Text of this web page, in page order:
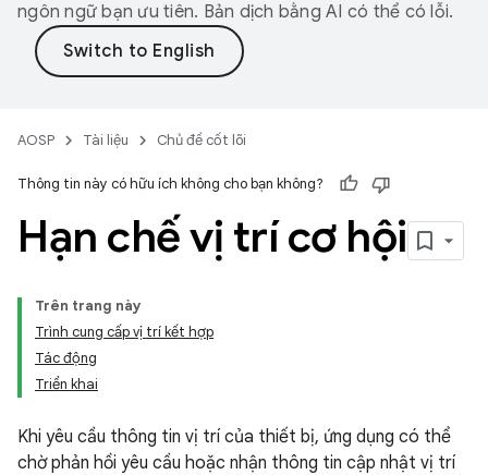
ngôn ngữ bạn ưu tiên. Bản dịch bằng AI có thể có lỗi.
AOSP Tài liệu Chủ đề cốt lõi
Thông tin này có hữu ích không cho bạn không?
Hạn chế vị trí cơ hội
Trên trang này
Trình cung cấp vị trí kết hợp
Tác động
Triển khai
Khi yêu cầu thông tin vị trí của thiết bị, ứng dụng có thể
chờ phản hồi yêu cầu hoặc nhận thông tin cập nhật vị trí